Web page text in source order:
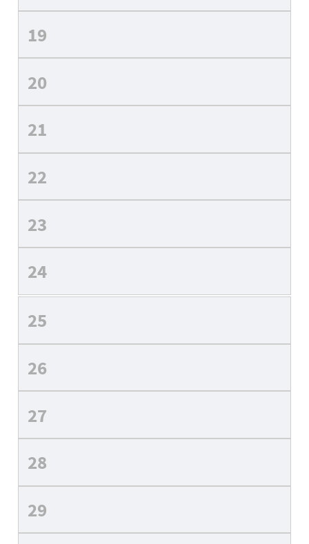
19
20
21
22
23
24
25
26
27
28
29